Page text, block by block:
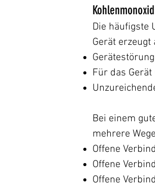
Die häufigste
Gerät
Gerätestörung
Für das
Bei einem
mehrere
Offene
Offene
Offene